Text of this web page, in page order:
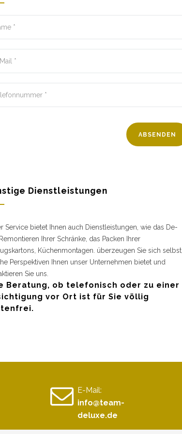
Dienstleistungen
Service bietet Ihnen auch Dienstleistungen, wie das De-
Ihrer Schränke, das Packen Ihrer
Küchenmontagen. überzeugen Sie sich selbst,
Perspektiven Ihnen unser Unternehmen bietet und
Sie uns.
Beratung, ob telefonisch oder zu einer
vor Ort ist für Sie völlig
E-Mail:
info@team-
deluxe.de